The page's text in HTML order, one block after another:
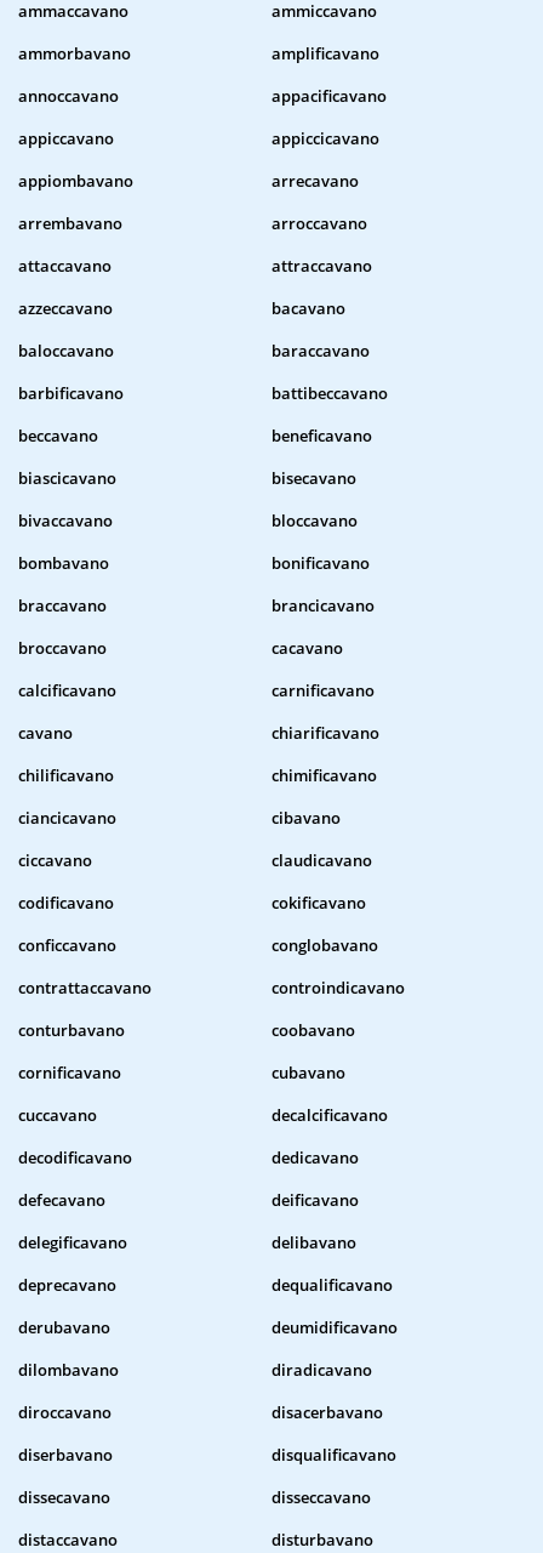
ammaccavano
ammiccavano
ammorbavano
amplificavano
annoccavano
appacificavano
appiccavano
appiccicavano
appiombavano
arrecavano
arrembavano
arroccavano
attaccavano
attraccavano
azzeccavano
bacavano
baloccavano
baraccavano
barbificavano
battibeccavano
beccavano
beneficavano
biascicavano
bisecavano
bivaccavano
bloccavano
bombavano
bonificavano
braccavano
brancicavano
broccavano
cacavano
calcificavano
carnificavano
cavano
chiarificavano
chilificavano
chimificavano
ciancicavano
cibavano
ciccavano
claudicavano
codificavano
cokificavano
conficcavano
conglobavano
contrattaccavano
controindicavano
conturbavano
coobavano
cornificavano
cubavano
cuccavano
decalcificavano
decodificavano
dedicavano
defecavano
deificavano
delegificavano
delibavano
deprecavano
dequalificavano
derubavano
deumidificavano
dilombavano
diradicavano
diroccavano
disacerbavano
diserbavano
disqualificavano
dissecavano
disseccavano
distaccavano
disturbavano